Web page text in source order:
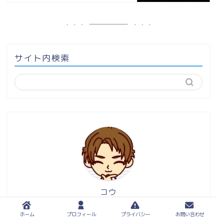
サイト内検索
コウ
テレビを捨てて8年、SNSから離れて5年、24年から
ホーム プロフィール プライバシー お問い合わせ